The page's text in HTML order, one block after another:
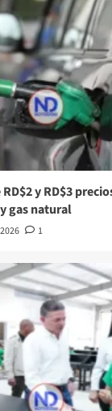
y RD$3
gas natural
1